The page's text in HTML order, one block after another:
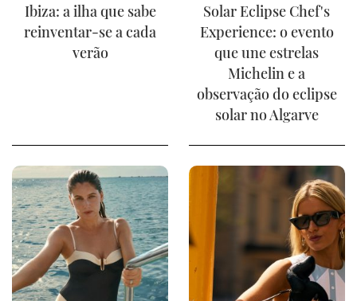
Ibiza: a ilha que sabe
reinventar-se a cada
verão
Solar Eclipse Chef's
Experience: o evento
que une estrelas
Michelin e a
observação do eclipse
solar no Algarve